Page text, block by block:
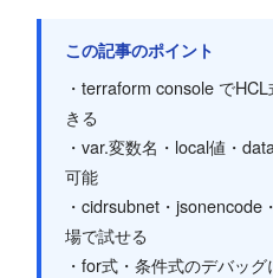
この記事のポイント
・terraform console で
きる
・var.変数名・local値・
可能
・cidrsubnet・
場で試せる
・for式・条件式のデバッ